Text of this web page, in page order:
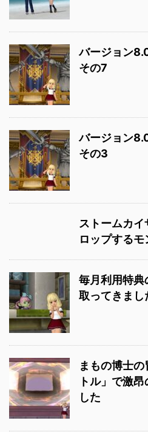
バージョン
その7
バージョン
その3
ストームカ
ロップする
毎月利用特典
取ってきまし
まもの博士
トル」で激
した